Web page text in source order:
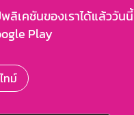
ลิเคชันของเราได้แล้ววันนี้
Play
ทม์